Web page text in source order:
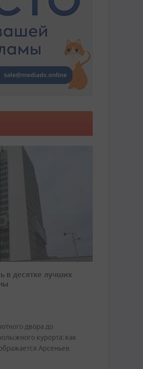
в десятке лучших
двора до
курорта: как
Арсеньев